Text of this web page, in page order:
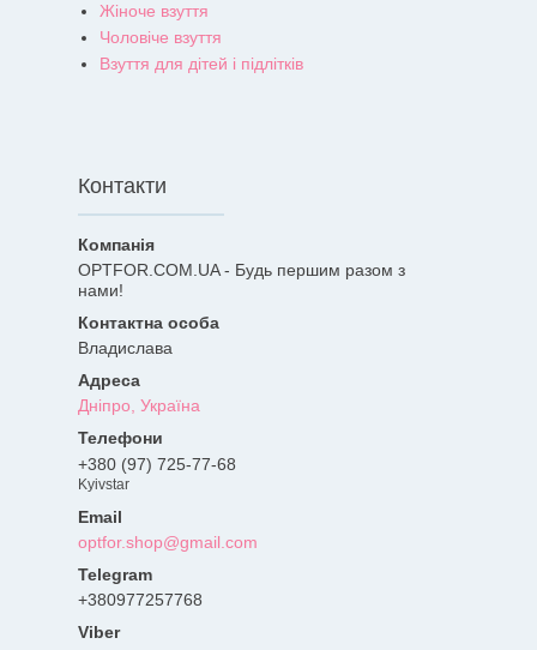
Жіноче взуття
Чоловіче взуття
Взуття для дітей і підлітків
Контакти
OPTFOR.COM.UA - Будь першим разом з
нами!
Владислава
Дніпро, Україна
+380 (97) 725-77-68
Kyivstar
optfor.shop@gmail.com
+380977257768